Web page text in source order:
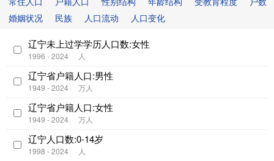
婚姻状况
民族 人口流动 人口变化
辽宁未上过学学历人口数:女性
1996 - 2024 人
辽宁省户籍人口:男性
1949 - 2024 万人
辽宁省户籍人口:女性
1949 - 2024 万人
辽宁人口数:0-14岁
1998 - 2024 人